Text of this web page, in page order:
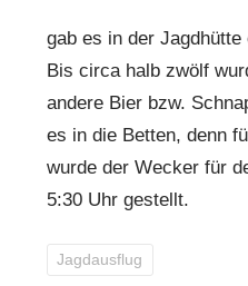
gab es in der
Bis circa halb zwölf
andere Bier bzw.
es in die Betten, denn
wurde der Wecker für
5:30 Uhr gestellt.
Jagdausflug